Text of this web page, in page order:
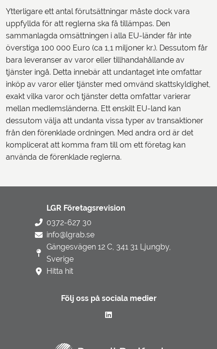
Ytterligare ett antal förutsättningar måste dock vara
uppfyllda för att reglerna ska få tillämpas. Den
sammanlagda omsättningen i alla EU-länder får inte
överstiga 100 000 Euro (ca 1,1 miljoner kr.). Dessutom får
bara leveranser av varor eller tillhandahållande av
tjänster ingå. Detta innebär att undantaget inte omfattar
inköp av varor eller tjänster med omvänd skattskyldighet,
exakt vilka varor och tjänster detta omfattar varierar
mellan medlemsländerna. Ett enskilt EU-land kan
dessutom välja att undanta vissa typer av transaktioner
från den förenklade ordningen. Med andra ord är det
komplicerat att komma fram till om ett företag kan
använda de förenklade reglerna.
LGR Företagsrevision
0372-627 30
info@lgrab.se
Gängesvägen 12 C, 341 31 Ljungby,
Sverige
Hitta hit
Följ oss på sociala medier